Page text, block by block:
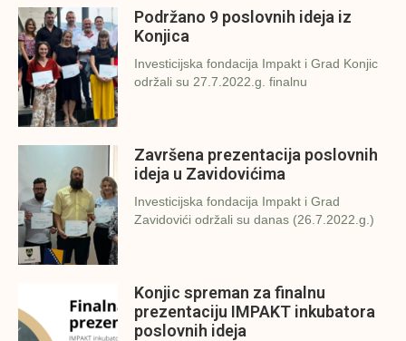
Podržano 9 poslovnih ideja iz
Konjica
Investicijska fondacija Impakt i Grad Konjic
održali su 27.7.2022.g. finalnu
Završena prezentacija poslovnih
ideja u Zavidovićima
Investicijska fondacija Impakt i Grad
Zavidovići održali su danas (26.7.2022.g.)
Konjic spreman za finalnu
prezentaciju IMPAKT inkubatora
poslovnih ideja